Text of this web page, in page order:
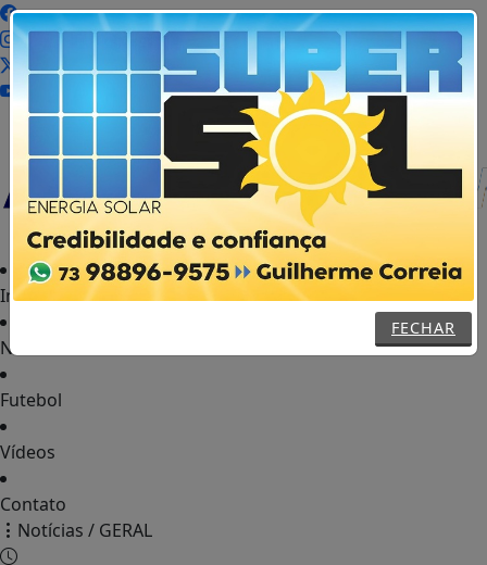
Início
Notícias
Futebol
Vídeos
Contato
FECHAR
Notícias / GERAL